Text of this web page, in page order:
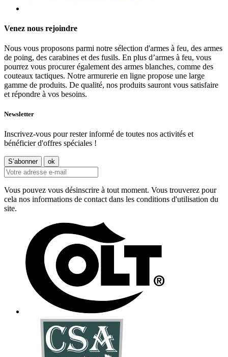
Venez nous rejoindre
Nous vous proposons parmi notre sélection d'armes à feu, des armes
de poing, des carabines et des fusils. En plus d’armes à feu, vous
pourrez vous procurer également des armes blanches, comme des
couteaux tactiques. Notre armurerie en ligne propose une large
gamme de produits. De qualité, nos produits sauront vous satisfaire
et répondre à vos besoins.
Newsletter
Inscrivez-vous pour rester informé de toutes nos activités et
bénéficier d'offres spéciales !
Vous pouvez vous désinscrire à tout moment. Vous trouverez pour
cela nos informations de contact dans les conditions d'utilisation du
site.